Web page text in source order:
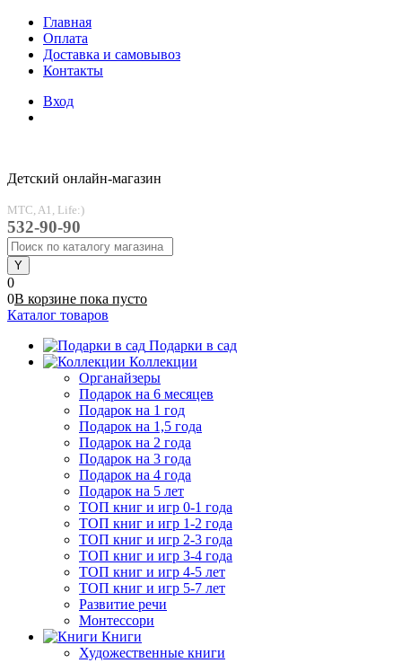
Главная
Оплата
Доставка и самовывоз
Контакты
Вход
Детский онлайн-магазин
MTC, A1, Life:)
532-90-90
0
0В корзине пока пусто
Каталог товаров
Подарки в сад
Коллекции
Органайзеры
Подарок на 6 месяцев
Подарок на 1 год
Подарок на 1,5 года
Подарок на 2 года
Подарок на 3 года
Подарок на 4 года
Подарок на 5 лет
ТОП книг и игр 0-1 года
ТОП книг и игр 1-2 года
ТОП книг и игр 2-3 года
ТОП книг и игр 3-4 года
ТОП книг и игр 4-5 лет
ТОП книг и игр 5-7 лет
Развитие речи
Монтессори
Книги
Художественные книги